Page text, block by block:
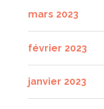
mars 2023
février 2023
janvier 2023